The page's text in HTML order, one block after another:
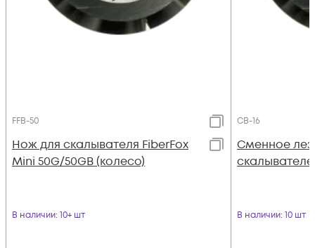
FFB-50
Нож для скалывателя FiberFox
Mini 50G/50GB (колесо)
В наличии: 10+ шт
CB-16
Сменное
В наличии: 10 шт